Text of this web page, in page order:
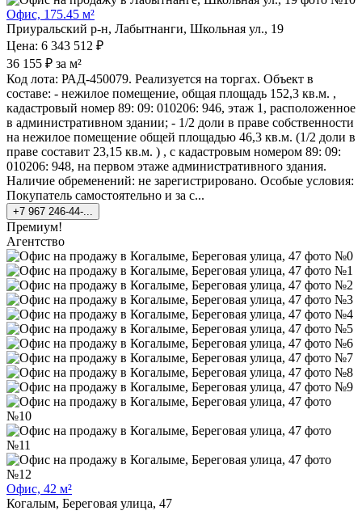
Офис, 175.45 м²
Приуральский р-н, Лабытнанги, Школьная ул., 19
Цена: 6 343 512 ₽
36 155 ₽ за м²
Код лота: РАД-450079. Реализуется на торгах. Объект в
составе: - нежилое помещение, общая площадь 152,3 кв.м. ,
кадастровый номер 89: 09: 010206: 946, этаж 1, расположенное
в административном здании; - 1/2 доли в праве собственности
на нежилое помещение общей площадью 46,3 кв.м. (1/2 доли в
праве составит 23,15 кв.м. ) , с кадастровым номером 89: 09:
010206: 948, на первом этаже административного здания.
Наличие обременений: не зарегистрировано. Особые условия:
Покупатель самостоятельно и за с...
+7 967 246-44-...
Премиум!
Агентство
Офис, 42 м²
Когалым, Береговая улица, 47